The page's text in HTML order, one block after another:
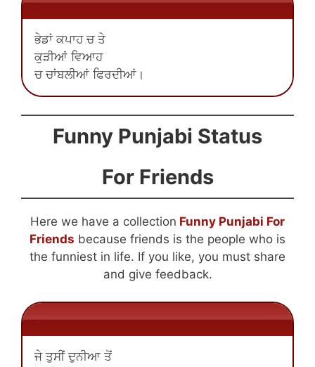
ਭੇਡਾਂ ਕਪਾਹ ਚ ਤੇ
ਕੁੜੀਆਂ ਵਿਆਹ
ਚ ਚਾਂਬਲੀਆਂ ਫਿਰਦੀਆਂ।
Funny Punjabi Status
For Friends
Here we have a collection Funny Punjabi For
Friends because friends is the people who is
the funniest in life. If you like, you must share
and give feedback.
.
ਜੇ ਤੁਸੀਂ ਦੁਨੀਆ ਤੋਂ